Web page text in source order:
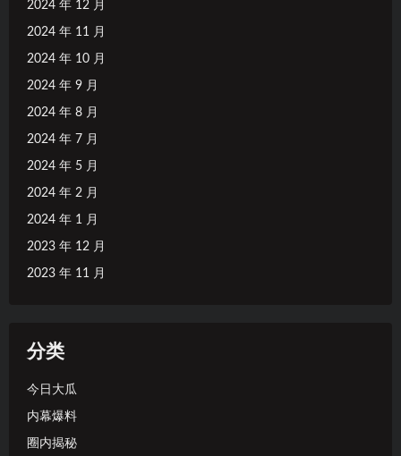
2024 年 12 月
2024 年 11 月
2024 年 10 月
2024 年 9 月
2024 年 8 月
2024 年 7 月
2024 年 5 月
2024 年 2 月
2024 年 1 月
2023 年 12 月
2023 年 11 月
分类
今日大瓜
内幕爆料
圈内揭秘